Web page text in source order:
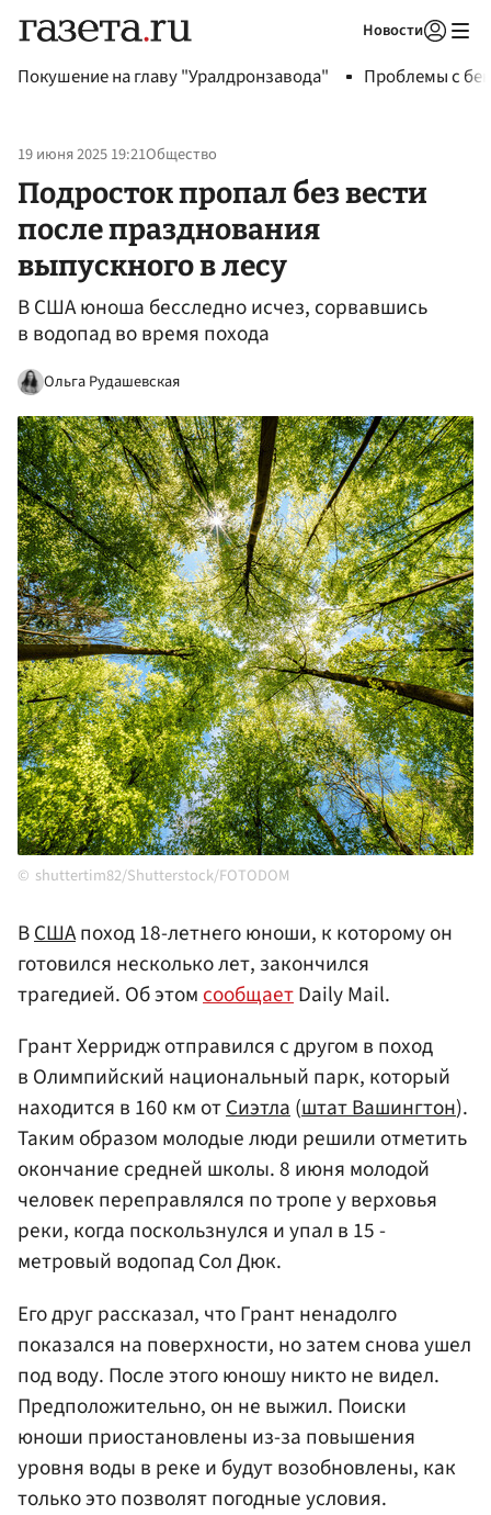
Новости
Покушение на главу "Уралдронзавода" Проблемы с
19 июня 2025 19:21Общество
Подросток пропал без вести
после празднования
выпускного в лесу
В США юноша бесследно исчез, сорвавшись
в водопад во время похода
Ольга Рудашевская
shuttertim82/Shutterstock/FOTODOM
ВСШАпоход 18-летнего юноши, к которому он
готовился несколько лет, закончился
трагедией. Об этомсообщаетDaily Mail.
Грант Херридж отправился с другом в поход
в Олимпийский национальный парк, который
находится в 160 км отСиэтла(штат Вашингтон).
Таким образом молодые люди решили отметить
окончание средней школы. 8 июня молодой
человек переправлялся по тропе у верховья
реки, когда поскользнулся и упал в 15 -
метровый водопад Сол Дюк.
Его друг рассказал, что Грант ненадолго
показался на поверхности, но затем снова ушел
под воду. После этого юношу никто не видел.
Предположительно, он не выжил. Поиски
юноши приостановлены из-за повышения
уровня воды в реке и будут возобновлены, как
только это позволят погодные условия.